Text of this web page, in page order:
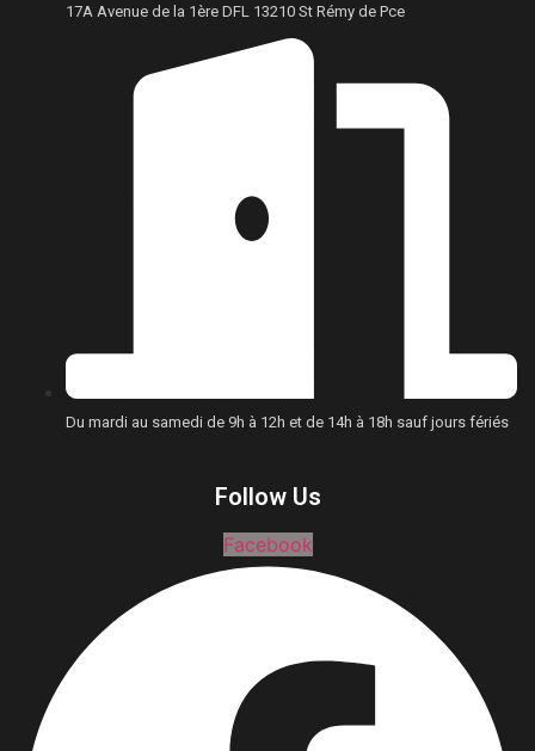
17A Avenue de la 1ère DFL 13210 St Rémy de Pce
Du mardi au samedi de 9h à 12h et de 14h à 18h sauf jours fériés
Follow Us
Facebook